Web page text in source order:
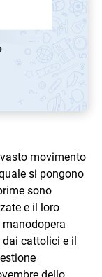
movimento
si pongono
sono
e il loro
dai cattolici e il